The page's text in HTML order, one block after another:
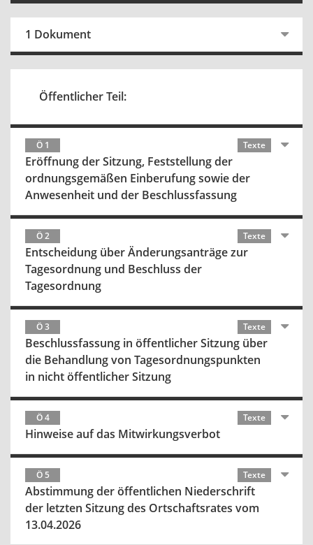
1 Dokument
Öffentlicher Teil:
Ö 1 Texte
Eröffnung der Sitzung, Feststellung der
ordnungsgemäßen Einberufung sowie der
Anwesenheit und der Beschlussfassung
Ö 2 Texte
Entscheidung über Änderungsanträge zur
Tagesordnung und Beschluss der
Tagesordnung
Ö 3 Texte
Beschlussfassung in öffentlicher Sitzung über
die Behandlung von Tagesordnungspunkten
in nicht öffentlicher Sitzung
Ö 4 Texte
Hinweise auf das Mitwirkungsverbot
Ö 5 Texte
Abstimmung der öffentlichen Niederschrift
der letzten Sitzung des Ortschaftsrates vom
13.04.2026